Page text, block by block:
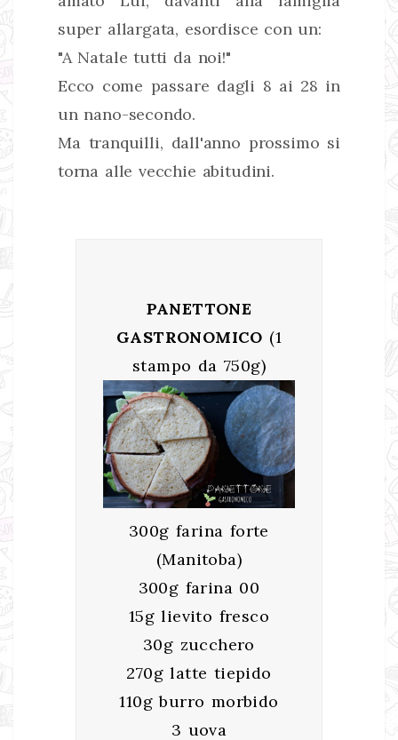
super allargata, esordisce con un:
"A Natale tutti da noi!"
Ecco come passare dagli 8 ai 28 in
un nano-secondo.
Ma tranquilli, dall'anno prossimo si
torna alle vecchie abitudini.
PANETTONE
GASTRONOMICO (1
stampo da 750g)
300g farina forte
(Manitoba)
300g farina 00
15g lievito fresco
30g zucchero
270g latte tiepido
110g burro morbido
3 uova